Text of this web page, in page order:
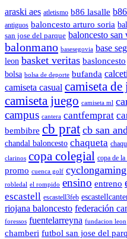
araski aes atletismo b86 lasalle
antiguos baloncesto arturo soria
san jose del parque baloncesto san
balonmano basesegovia base
leon basket veritas basloncesto
bolsa bolsa de deporte bufanda
camiseta casual camiseta de
camiseta juego camiseta ml
campus cantera cantfemprat
bembibre cb prat cb san
chandal baloncesto chaqueta
clarinos copa colegial copa de la
promo cuenca golf cyclongaming
robledal el rompido ensino entreno
escastell escastell3feb
riojana baloncesto federación
foressos fuentelarreyna fundacion leon
chamberi futbol san jose del